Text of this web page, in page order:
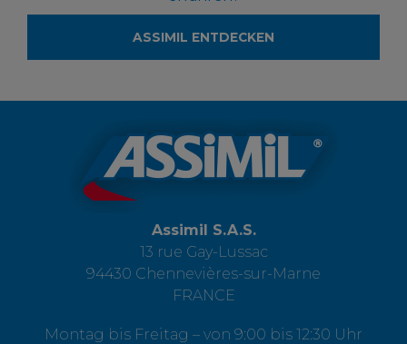
ASSIMIL ENTDECKEN
Assimil S.A.S.
13 rue Gay-Lussac
94430 Chennevières-sur-Marne
FRANCE
Montag bis Freitag – von 9:00 bis 12:30 Uhr